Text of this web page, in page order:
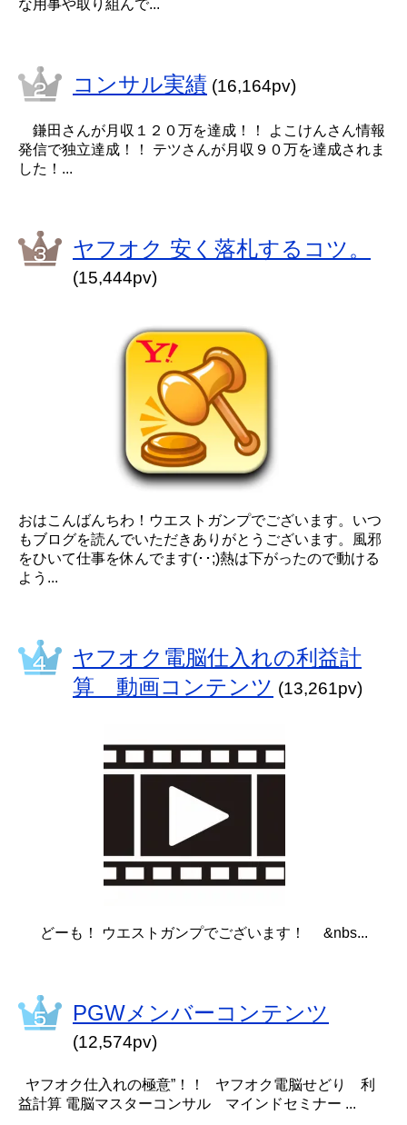
な用事や取り組んで...
コンサル実績 (16,164pv)
鎌田さんが月収１２０万を達成！！ よこけんさん情報
発信で独立達成！！ テツさんが月収９０万を達成されま
した！...
ヤフオク 安く落札するコツ。
(15,444pv)
おはこんばんちわ！ウエストガンプでございます。いつ
もブログを読んでいただきありがとうございます。風邪
をひいて仕事を休んでます(･･;)熱は下がったので動ける
よう...
ヤフオク電脳仕入れの利益計
算 動画コンテンツ (13,261pv)
どーも！ ウエストガンプでございます！ &nbs...
PGWメンバーコンテンツ
(12,574pv)
ヤフオク仕入れの極意”！！ ヤフオク電脳せどり 利
益計算 電脳マスターコンサル マインドセミナー ...